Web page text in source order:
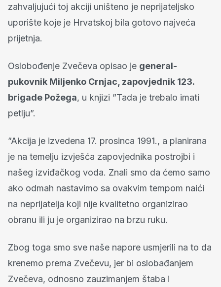
zahvaljujući toj akciji uništeno je neprijateljsko
uporište koje je Hrvatskoj bila gotovo najveća
prijetnja.
Oslobođenje Zvečeva opisao je general-
pukovnik Miljenko Crnjac, zapovjednik 123.
brigade Požega, u knjizi ”Tada je trebalo imati
petlju”.
”Akcija je izvedena 17. prosinca 1991., a planirana
je na temelju izvješća zapovjednika postrojbi i
našeg izviđačkog voda. Znali smo da ćemo samo
ako odmah nastavimo sa ovakvim tempom naići
na neprijatelja koji nije kvalitetno organizirao
obranu ili ju je organizirao na brzu ruku.
Zbog toga smo sve naše napore usmjerili na to da
krenemo prema Zvečevu, jer bi oslobađanjem
Zvečeva, odnosno zauzimanjem štaba i